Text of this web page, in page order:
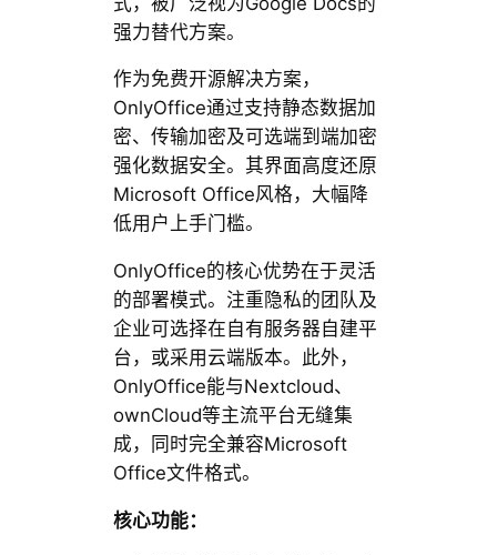
强力替代方案。
作为免费开源解决方案，
OnlyOffice通过支持静态数据加
密、传输加密及可选端到端加密
强化数据安全。其界面高度还原
Microsoft Office风格，大幅降
低用户上手门槛。
OnlyOffice的核心优势在于灵活
的部署模式。注重隐私的团队及
企业可选择在自有服务器自建平
台，或采用云端版本。此外，
OnlyOffice能与Nextcloud、
ownCloud等主流平台无缝集
成，同时完全兼容Microsoft
Office文件格式。
核心功能：